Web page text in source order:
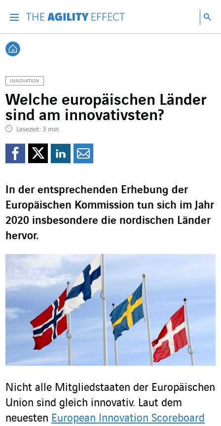
Zurück zur Startseite
INNOVATION
Welche europäischen Länder
sind am innovativsten?
Lesezeit: 3 min.
Auf Facebook teilen
Auf Twitter teilen
Auf LinkedIn
In der entsprechenden Erhebung der
Europäischen Kommission tun sich im Jahr
2020 insbesondere die nordischen Länder
hervor.
Nicht alle Mitgliedstaaten der Europäischen
Union sind gleich innovativ. Laut dem
neuesten European Innovation Scoreboard